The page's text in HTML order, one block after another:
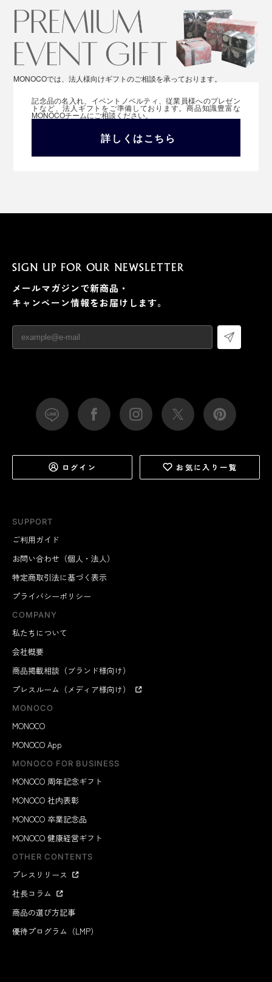
MONOCOでは、法人様向けギフトのご相談を承っております。
記念品の名入れ、イベントノベルティ、従業員様へのプレゼン
トなど、法人ギフトをご準備しております。商品知識豊富な
MONOCOチームにご相談ください。
詳しくはこちら
SUPPORT
ご利用ガイド
お問い合わせ（個人・法人）
特定商取引法に基づく表示
プライバシーポリシー
COMPANY
私たちについて
会社概要
商品掲載相談（ブランド様向け）
プレスルーム（メディア様向け）
MONOCO
MONOCO
MONOCO App
MONOCO FOR BUSINESS
MONOCO 周年記念ギフト
MONOCO 社内表彰
MONOCO 卒業記念品
MONOCO 健康経営ギフト
OTHER CONTENTS
プレスリリース
社長コラム
商品の選び方記事
優待プログラム（LMP）
SIGN UP FOR OUR NEWSLETTER
メールマガジンで新商品・
キャンペーン情報をお届けします。
ログイン お気に入り一覧